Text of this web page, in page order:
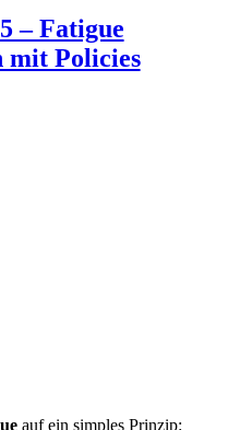
– Fatigue
Policies
auf ein simples Prinzip: